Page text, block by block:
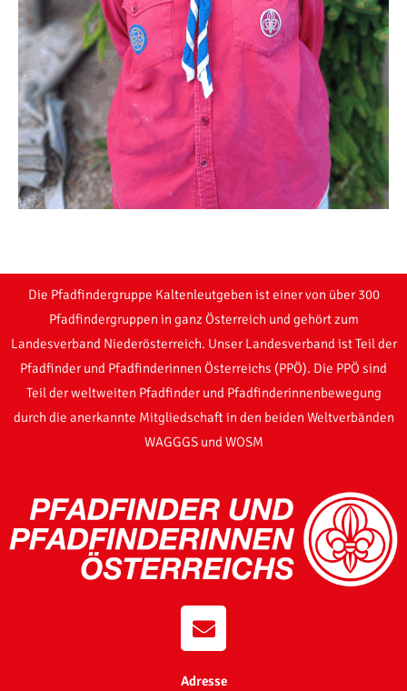
Die Pfadfindergruppe Kaltenleutgeben ist einer von über 300
Pfadfindergruppen in ganz Österreich und gehört zum
Landesverband Niederösterreich. Unser Landesverband ist Teil der
Pfadfinder und Pfadfinderinnen Österreichs (PPÖ). Die PPÖ sind
Teil der weltweiten Pfadfinder und Pfadfinderinnenbewegung
durch die anerkannte Mitgliedschaft in den beiden Weltverbänden
WAGGGS und WOSM
Adresse